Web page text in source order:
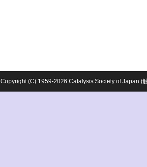
Copyright (C) 1959-2026 Catalysis Society of Japan (